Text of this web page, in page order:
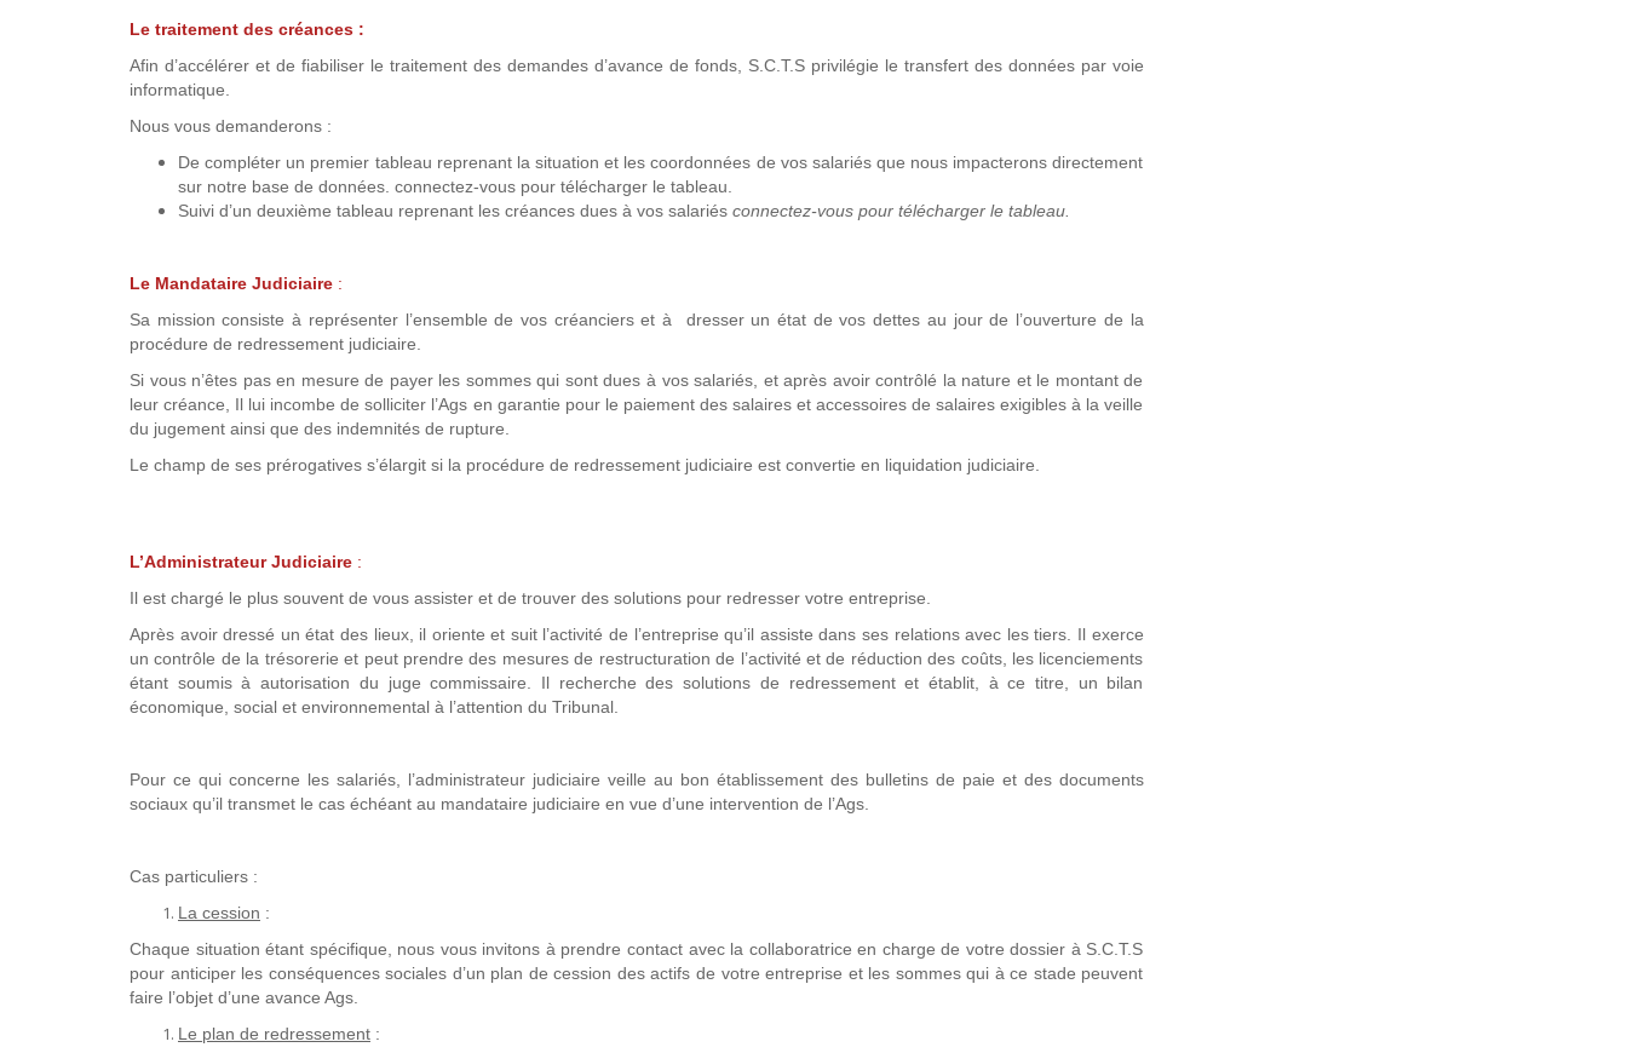
Le traitement des créances :
Afin d’accélérer et de fiabiliser le traitement des demandes d’avance de fonds, S.C.T.S privilégie le transfert des données par voie
informatique.
Nous vous demanderons :
De compléter un premier tableau reprenant la situation et les coordonnées de vos salariés que nous impacterons directement
sur notre base de données. connectez-vous pour télécharger le tableau.
Suivi d’un deuxième tableau reprenant les créances dues à vos salariés connectez-vous pour télécharger le tableau.
Le Mandataire Judiciaire :
Sa mission consiste à représenter l’ensemble de vos créanciers et à dresser un état de vos dettes au jour de l’ouverture de la
procédure de redressement judiciaire.
Si vous n’êtes pas en mesure de payer les sommes qui sont dues à vos salariés, et après avoir contrôlé la nature et le montant de
leur créance, Il lui incombe de solliciter l’Ags en garantie pour le paiement des salaires et accessoires de salaires exigibles à la veille
du jugement ainsi que des indemnités de rupture.
Le champ de ses prérogatives s’élargit si la procédure de redressement judiciaire est convertie en liquidation judiciaire.
L’Administrateur Judiciaire :
Il est chargé le plus souvent de vous assister et de trouver des solutions pour redresser votre entreprise.
Après avoir dressé un état des lieux, il oriente et suit l’activité de l’entreprise qu’il assiste dans ses relations avec les tiers. Il exerce
un contrôle de la trésorerie et peut prendre des mesures de restructuration de l’activité et de réduction des coûts, les licenciements
étant soumis à autorisation du juge commissaire. Il recherche des solutions de redressement et établit, à ce titre, un bilan
économique, social et environnemental à l’attention du Tribunal.
Pour ce qui concerne les salariés, l’administrateur judiciaire veille au bon établissement des bulletins de paie et des documents
sociaux qu’il transmet le cas échéant au mandataire judiciaire en vue d’une intervention de l’Ags.
Cas particuliers :
La cession :
Chaque situation étant spécifique, nous vous invitons à prendre contact avec la collaboratrice en charge de votre dossier à S.C.T.S
pour anticiper les conséquences sociales d’un plan de cession des actifs de votre entreprise et les sommes qui à ce stade peuvent
faire l’objet d’une avance Ags.
Le plan de redressement :